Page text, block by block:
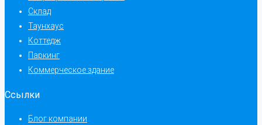
Склад
Таунхаус
Коттедж
Паркинг
Коммерческое здание
Ссылки
Блог компании